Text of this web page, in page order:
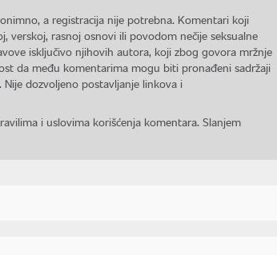
a registracija nije potrebna. Komentari koji
verskoj, rasnoj osnovi ili povodom nečije seksualne
isključivo njihovih autora, koji zbog govora mržnje
da među komentarima mogu biti pronađeni sadržaji
dozvoljeno postavljanje linkova i
i uslovima korišćenja komentara. Slanjem